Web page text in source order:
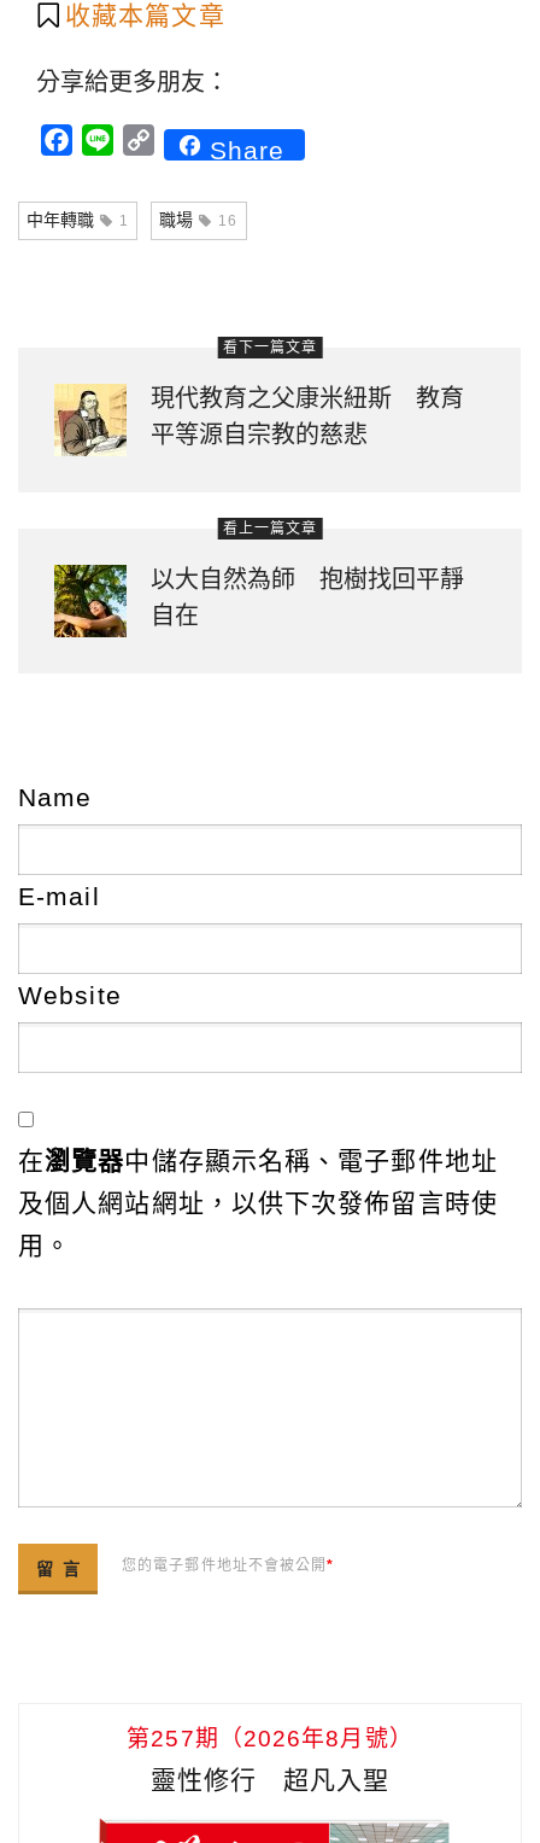
收藏本篇文章
分享給更多朋友：
Facebook
Line CopyShare
中年轉職 1 職場 16
看下一篇文章
現代教育之父康米紐斯 教育
平等源自宗教的慈悲
看上一篇文章
以大自然為師 抱樹找回平靜
自在
Name
E-mail
Website
在瀏覽器中儲存顯示名稱、電子郵件地址
及個人網站網址，以供下次發佈留言時使
用。
您的電子郵件地址不會被公開*
第257期（2026年8月號）
靈性修行 超凡入聖